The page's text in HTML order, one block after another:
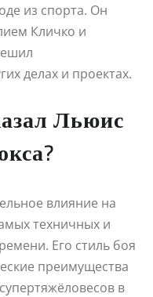
из спорта. Он
Кличко и
делах и проектах.
Льюис
влияние на
техничных и
Его стиль боя
преимущества
в